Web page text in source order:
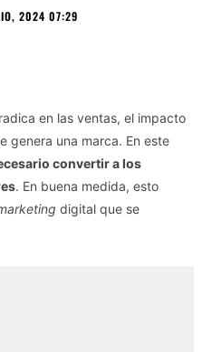
2024 07:29
en las ventas, el impacto
genera una marca. En este
convertir a los
. En buena medida, esto
digital que se